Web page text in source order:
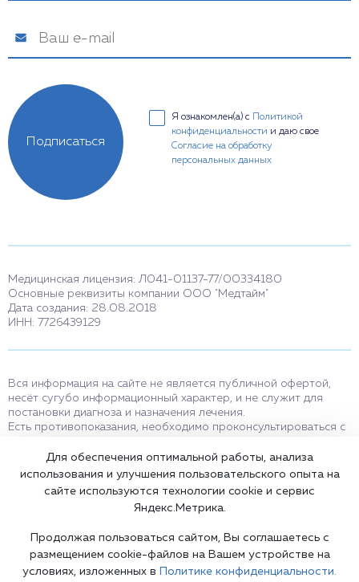
Я ознакомлен(а) с
Политикой
конфиденциальности и даю свое
Согласие на обработку
персональных данных
Подписаться
Медицинская лицензия: Л041-01137-77/00334180
Основные реквизиты компании ООО "Медтайм"
Дата создания: 28.08.2018
ИНН: 7726439129
Вся информация на сайте не является публичной офертой,
несёт сугубо информационный характер, и не служит для
постановки диагноза и назначения лечения.
Есть противопоказания, необходимо проконсультироваться с
мессенджерам и в соцсетях носят исключительно
информационный характер и не являются медицинскими
услугами.
Оставаясь на сайте вы соглашаетесь на использование cookies.
Карта сайта
Для обеспечения оптимальной работы, анализа
использования и улучшения пользовательского опыта на
сайте используются технологии cookie и сервис
Яндекс.Метрика.
Продолжая пользоваться сайтом, Вы соглашаетесь с
размещением cookie-файлов на Вашем устройстве на
условиях, изложенных в
Политике конфиденциальности.